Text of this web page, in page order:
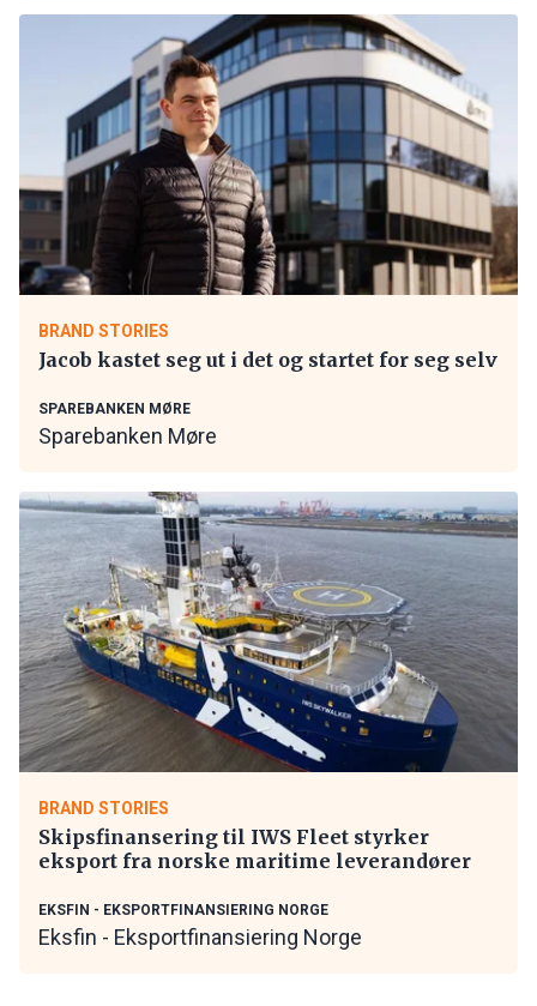
BRAND STORIES
Jacob kastet seg ut i det og startet for seg selv
SPAREBANKEN MØRE
Sparebanken Møre
BRAND STORIES
Skipsfinansering til IWS Fleet styrker
eksport fra norske maritime leverandører
EKSFIN - EKSPORTFINANSIERING NORGE
Eksfin - Eksportfinansiering Norge